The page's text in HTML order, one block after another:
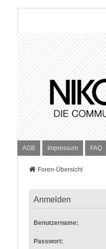
AGB Impressum FAQ
Foren-Übersicht
Anmelden
Benutzername:
Passwort: